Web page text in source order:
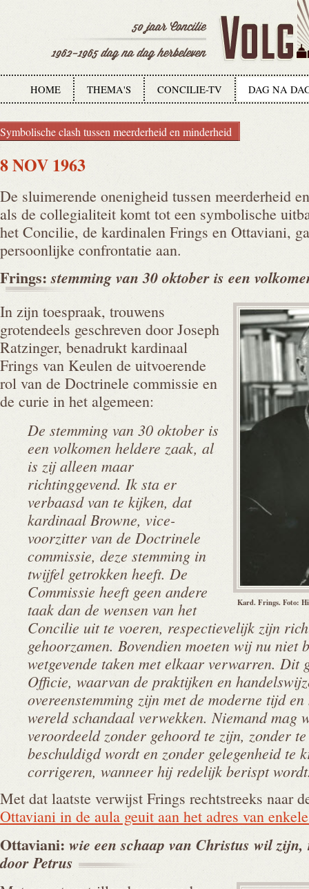
HOME THEMA'S CONCILIE-TV DAG NA
Symbolische clash tussen meerderheid en minderheid
8 NOV 1963
De sluimerende onenigheid tussen meerderheid
als de collegialiteit komt tot een symbolische
het Concilie, de kardinalen Frings en Ottaviani,
persoonlijke confrontatie aan.
Frings:stemming van 30 oktober is een
Kard. Frings. Foto:
In zijn toespraak, trouwens
grotendeels geschreven door Joseph
Ratzinger, benadrukt kardinaal
Frings van Keulen de uitvoerende
rol van de Doctrinele commissie en
de curie in het algemeen:
De stemming van 30 oktober is
een volkomen heldere zaak, al
is zij alleen maar
richtinggevend. Ik sta er
verbaasd van te kijken, dat
kardinaal Browne, vice-
voorzitter van de Doctrinele
commissie, deze stemming in
twijfel getrokken heeft. De
Commissie heeft geen andere
taak dan de wensen van het
Concilie uit te voeren, respectievelijk zijn
gehoorzamen. Bovendien moeten wij nu niet
wetgevende taken met elkaar verwarren. Dit
Officie, waarvan de praktijken en
overeenstemming zijn met de moderne tijd
wereld schandaal verwekken. Niemand mag
veroordeeld zonder gehoord te zijn, zonder
beschuldigd wordt en zonder gelegenheid te
corrigeren, wanneer hij redelijk berispt
Met dat laatste verwijst Frings rechtstreeks naar
Ottaviani in de aula geuit aan het adres van
Ottaviani: wie een schaap van Christus wil zijn,
doorPetrus